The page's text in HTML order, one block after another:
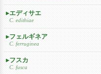
エディサエ
C. edithiae
フェルギネア
C. ferruginea
フスカ
C. fusca